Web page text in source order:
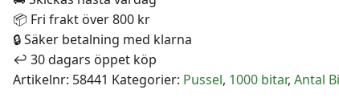
Kinkade:
Hemstadsmorgon
1000
bitar
📦 Fri frakt över 800 kr
🔒 Säker betalning med klarna
↩️ 30 dagars öppet köp
Artikelnr: 58441 Kategorier: Pussel, 1000 bitar, Antal